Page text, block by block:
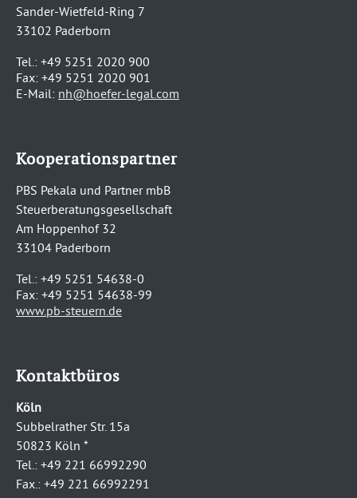
Sander-Wietfeld-Ring 7
33102 Paderborn
Tel.: +49 5251 2020 900
Fax: +49 5251 2020 901
E-Mail: nh@hoefer-legal.com
Kooperationspartner
PBS Pekala und Partner mbB
Steuerberatungsgesellschaft
Am Hoppenhof 32
33104 Paderborn
Tel.: +49 5251 54638-0
Fax: +49 5251 54638-99
www.pb-steuern.de
Kontaktbüros
Köln
Subbelrather Str. 15a
50823 Köln *
Tel.: +49 221 66992290
Fax.: +49 221 66992291